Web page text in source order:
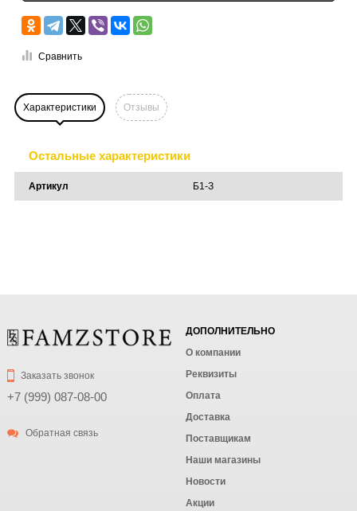
Сравнить
Характеристики Отзывы
Остальные характеристики
Артикул Б1-З
Заказать звонок
+7 (999) 087-08-00
Обратная связь
ДОПОЛНИТЕЛЬНО
О компании
Реквизиты
Оплата
Доставка
Поставщикам
Наши магазины
Новости
Акции